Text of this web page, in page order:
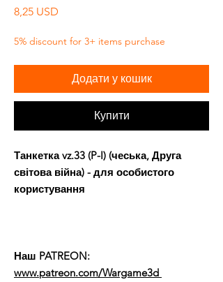
8,25 USD
5% discount for 3+ items purchase
Додати у кошик
Купити
Танкетка vz.33 (P-I) (чеська, Друга
світова війна) - для особистого
користування
Наш PATREON:
www.patreon.com/Wargame3d